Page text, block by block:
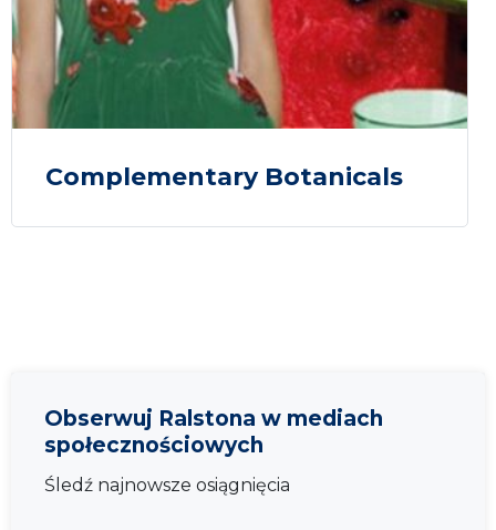
Complementary Botanicals
Obserwuj Ralstona w mediach
społecznościowych
Śledź najnowsze osiągnięcia